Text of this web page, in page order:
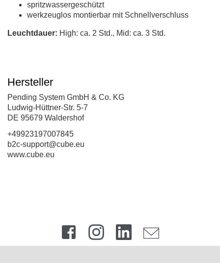
spritzwassergeschützt
werkzeuglos montierbar mit Schnellverschluss
Leuchtdauer: High: ca. 2 Std., Mid: ca. 3 Std.
Hersteller
Pending System GmbH & Co. KG
Ludwig-Hüttner-Str. 5-7
DE 95679 Waldershof
+49923197007845
b2c-support@cube.eu
www.cube.eu